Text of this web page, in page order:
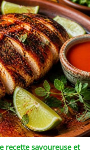
recette savoureuse et